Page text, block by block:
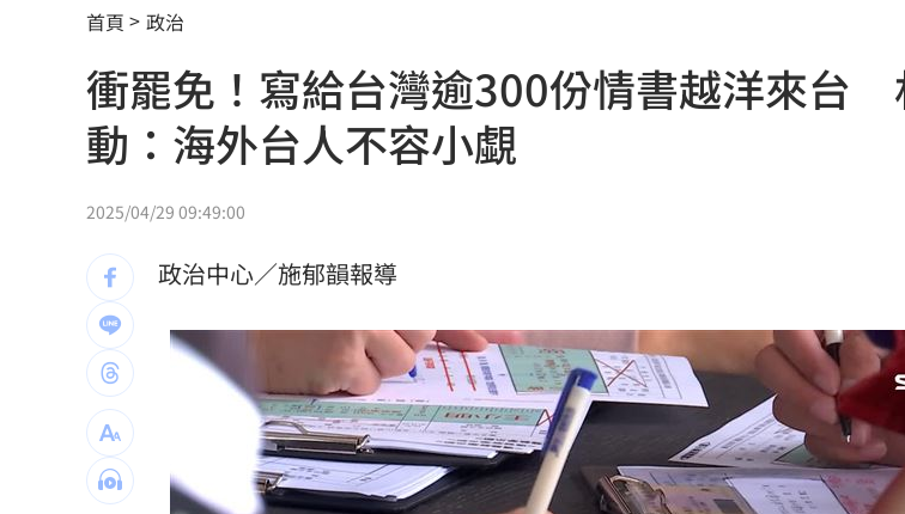
佐藤二朗爆騷擾爭議 電影衍生劇被迫喊停
蜂蜜配鹹酥雞！蘇晏霈認證：宵夜天花板 16:24
獨／鬼門開當心鬼上身 鬼月17禁忌一次看
鄭麗文稱台不是國家 綠委酸：講出心裡話
深藍區掃街遭民眾嗆擋路 沈伯洋回應了
3歲就認愛姜厚任?姓名學家：超出玄學範疇 16:14
國小校園2度偷吃國中妹！男大生慘了 16:07
田路路生活拮据!74歲司馬玉嬌不忍疾呼1事 16:05
首頁 政治
衝罷免！寫給台灣逾300份情書越洋來台
動：海外台人不容小覷
2025/04/29 09:49:00
政治中心／施郁韻報導